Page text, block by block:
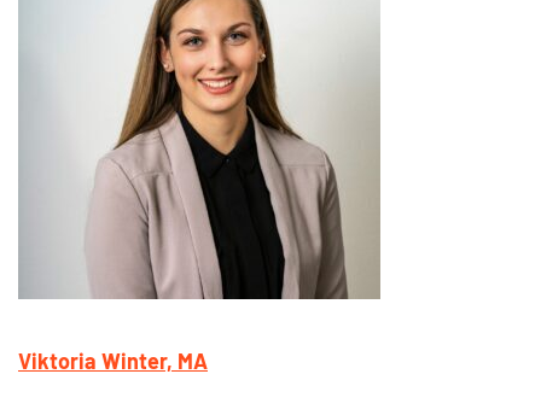
Viktoria Winter, MA